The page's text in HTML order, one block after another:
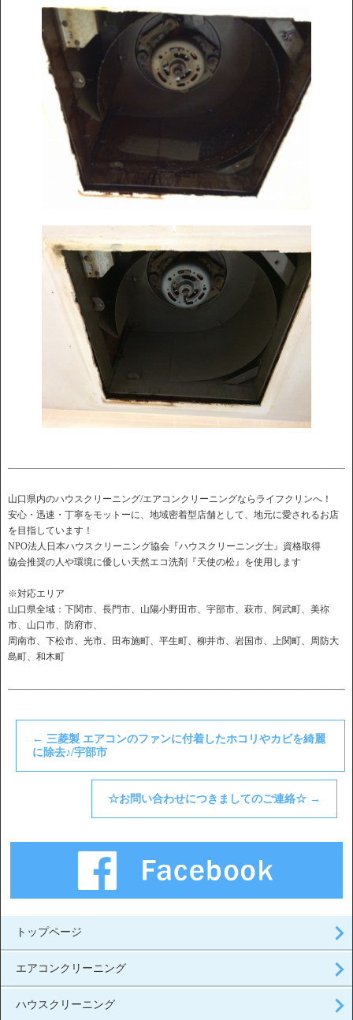
山口県内のハウスクリーニング/エアコンクリーニングならライフクリンへ！
安心・迅速・丁寧をモットーに、地域密着型店舗として、地元に愛されるお店
を目指しています！
NPO法人日本ハウスクリーニング協会『ハウスクリーニング士』資格取得
協会推奨の人や環境に優しい天然エコ洗剤『天使の松』を使用します
※対応エリア
山口県全域：下関市、長門市、山陽小野田市、宇部市、萩市、阿武町、美祢
市、山口市、防府市、
周南市、下松市、光市、田布施町、平生町、柳井市、岩国市、上関町、周防大
島町、和木町
← 三菱製 エアコンのファンに付着したホコリやカビを綺麗
に除去♪/宇部市
☆お問い合わせにつきましてのご連絡☆ →
トップページ
エアコンクリーニング
ハウスクリーニング